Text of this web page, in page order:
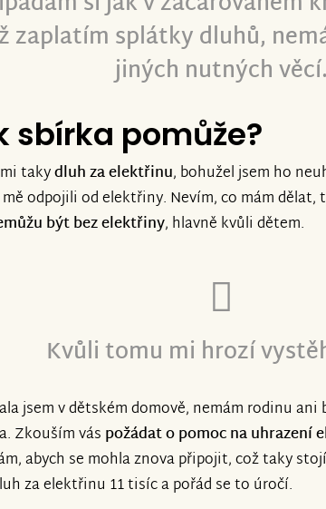
zaplatím splátky dluhů,
jiných nutných věcí.
sbírka pomůže?
takydluh za elektřinu, bohužel jsem ho
odpojili od elektřiny. Nevím, co mám dělat,
být bez elektřiny, hlavně kvůli dětem.
Kvůli tomu mi hrozí
jsem v dětském domově, nemám rodinu ani
Zkouším vás požádat o pomoc na uhrazení
abych se mohla znova připojit, což taky
za elektřinu 11 tisíc a pořád se to úročí.